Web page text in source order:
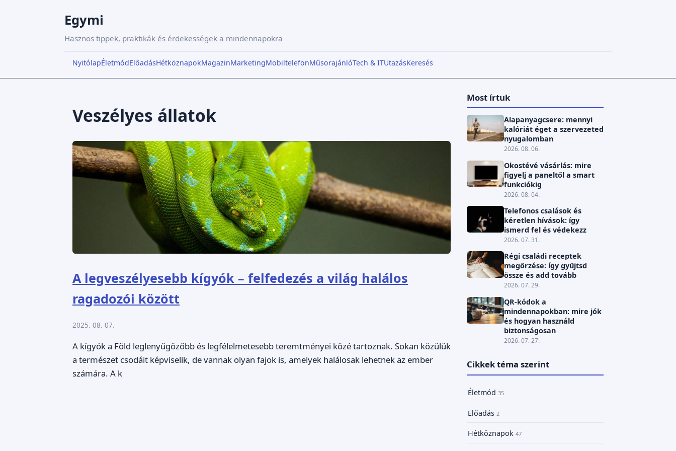
Egymi
Hasznos tippek, praktikák és érdekességek a mindennapokra
NyitólapÉletmódElőadásHétköznapokMagazinMarketingMobiltelefonMűsorajánlóTech & ITUtazásKeresés
Veszélyes állatok
A legveszélyesebb kígyók – felfedezés a világ halálos
ragadozói között
2025. 08. 07.
A kígyók a Föld leglenyűgözőbb és legfélelmetesebb teremtményei közé tartoznak. Sokan közülük
a természet csodáit képviselik, de vannak olyan fajok is, amelyek halálosak lehetnek az ember
számára. A k
Most írtuk
Alapanyagcsere: mennyi
kalóriát éget a szervezeted
nyugalomban
2026. 08. 06.
Okostévé vásárlás: mire
figyelj a paneltől a smart
funkciókig
2026. 08. 04.
Telefonos csalások és
kéretlen hívások: így
ismerd fel és védekezz
2026. 07. 31.
Régi családi receptek
megőrzése: így gyűjtsd
össze és add tovább
2026. 07. 29.
QR-kódok a
mindennapokban: mire jók
és hogyan használd
biztonságosan
2026. 07. 27.
Cikkek téma szerint
Életmód 35
Előadás 2
Hétköznapok 47